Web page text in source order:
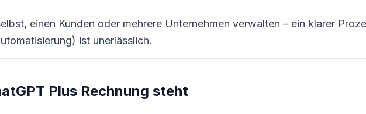
einen Kunden oder mehrere Unternehmen verwalten – ein klarer
ist unerlässlich.
Plus Rechnung steht